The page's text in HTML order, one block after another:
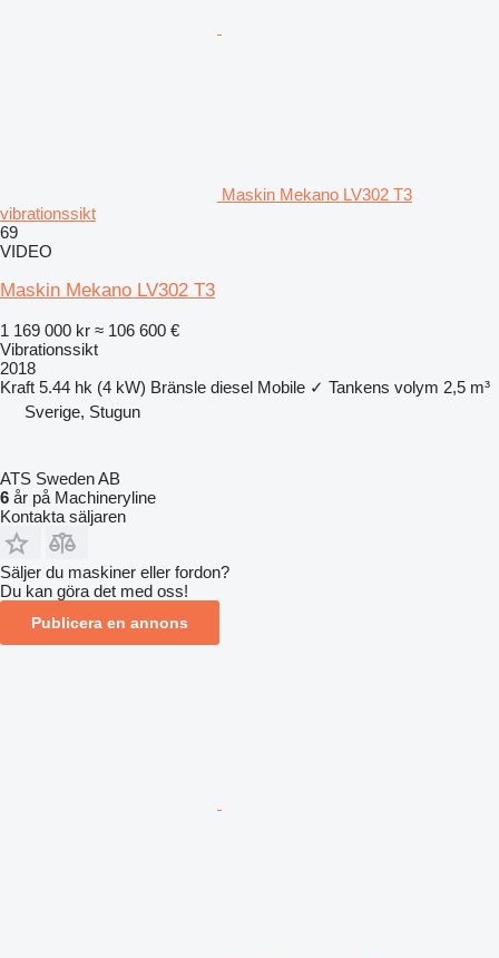
Maskin Mekano LV302 T3
vibrationssikt
69
VIDEO
Maskin Mekano LV302 T3
1 169 000 kr ≈ 106 600 €
Vibrationssikt
2018
Kraft 5.44 hk (4 kW) Bränsle diesel Mobile ✓ Tankens volym 2,5 m³
Sverige, Stugun
ATS Sweden AB
6 år på Machineryline
Kontakta säljaren
Säljer du maskiner eller fordon?
Du kan göra det med oss!
Publicera en annons